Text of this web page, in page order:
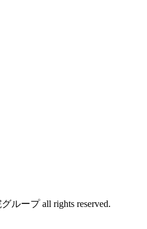
ループ all rights reserved.